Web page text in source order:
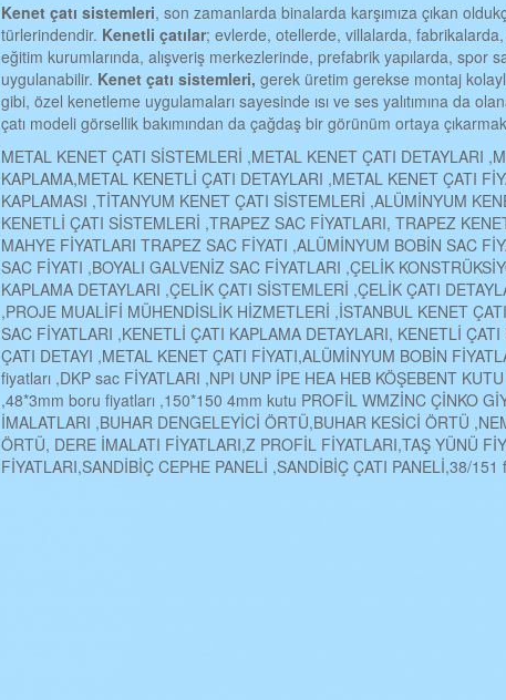
Kenet çatı sistemleri, son zamanlarda binalarda karşımıza çıkan
türlerindendir. Kenetli çatılar; evlerde, otellerde, villalarda,
eğitim kurumlarında, alışveriş merkezlerinde, prefabrik yapılarda, spor
uygulanabilir. Kenet çatı sistemleri, gerek üretim gerekse montaj
gibi, özel kenetleme uygulamaları sayesinde ısı ve ses yalıtımına da
çatı modeli görsellik bakımından da çağdaş bir görünüm ortaya
METAL KENET ÇATI SİSTEMLERİ ,METAL KENET ÇATI DETAYLARI
KAPLAMA,METAL KENETLİ ÇATI DETAYLARI ,METAL KENET ÇATI
KAPLAMASI ,TİTANYUM KENET ÇATI SİSTEMLERİ ,ALÜMİNYUM
KENETLİ ÇATI SİSTEMLERİ ,TRAPEZ SAC FİYATLARI, TRAPEZ
MAHYE FİYATLARI TRAPEZ SAC FİYATI ,ALÜMİNYUM BOBİN SAC
SAC FİYATI ,BOYALI GALVENİZ SAC FİYATLARI ,ÇELİK
KAPLAMA DETAYLARI ,ÇELİK ÇATI SİSTEMLERİ ,ÇELİK ÇATI
,PROJE MUALİFİ MÜHENDİSLİK HİZMETLERİ ,İSTANBUL KENET
SAC FİYATLARI ,KENETLİ ÇATI KAPLAMA DETAYLARI, KENETLİ
ÇATI DETAYI ,METAL KENET ÇATI FİYATI,ALÜMİNYUM BOBİN
fiyatları ,DKP sac FİYATLARI ,NPI UNP İPE HEA HEB KÖŞEBENT
,48*3mm boru fiyatları ,150*150 4mm kutu PROFİL WMZİNC ÇİNKO
İMALATLARI ,BUHAR DENGELEYİCİ ÖRTÜ,BUHAR KESİCİ ÖRTÜ
ÖRTÜ, DERE İMALATI FİYATLARI,Z PROFİL FİYATLARI,TAŞ YÜNÜ
FİYATLARI,SANDİBİÇ CEPHE PANELİ ,SANDİBİÇ ÇATI PANELİ,38/